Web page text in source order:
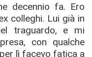
decennio fa. Ero
colleghi. Lui già in
traguardo, e mi
con qualche
lì facevo fatica a